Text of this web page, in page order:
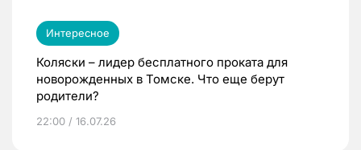
Интересное
Коляски – лидер бесплатного проката для
новорожденных в Томске. Что еще берут
родители?
22:00 / 16.07.26